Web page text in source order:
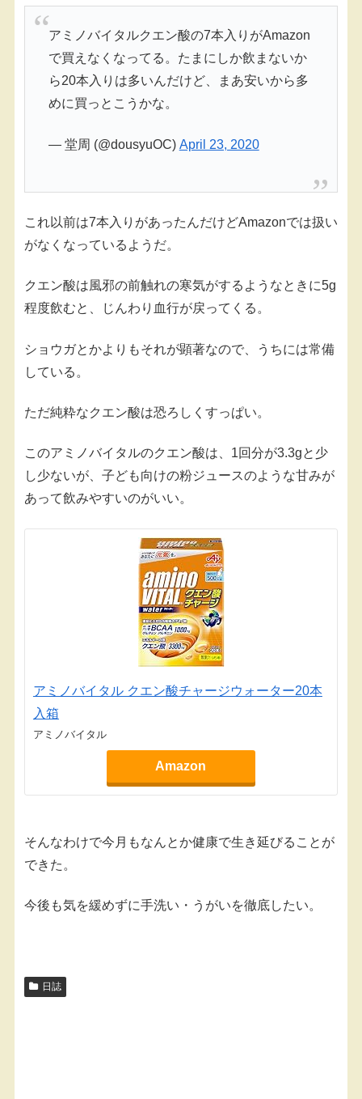
アミノバイタルクエン酸の7本入りがAmazon
で買えなくなってる。たまにしか飲まないか
ら20本入りは多いんだけど、まあ安いから多
めに買っとこうかな。
— 堂周 (@dousyuOC) April 23, 2020
これ以前は7本入りがあったんだけどAmazonでは扱い
がなくなっているようだ。
クエン酸は風邪の前触れの寒気がするようなときに5g
程度飲むと、じんわり血行が戻ってくる。
ショウガとかよりもそれが顕著なので、うちには常備
している。
ただ純粋なクエン酸は恐ろしくすっぱい。
このアミノバイタルのクエン酸は、1回分が3.3gと少
し少ないが、子ども向けの粉ジュースのような甘みが
あって飲みやすいのがいい。
アミノバイタル クエン酸チャージウォーター20本
入箱
アミノバイタル
Amazon
そんなわけで今月もなんとか健康で生き延びることが
できた。
今後も気を緩めずに手洗い・うがいを徹底したい。
日誌